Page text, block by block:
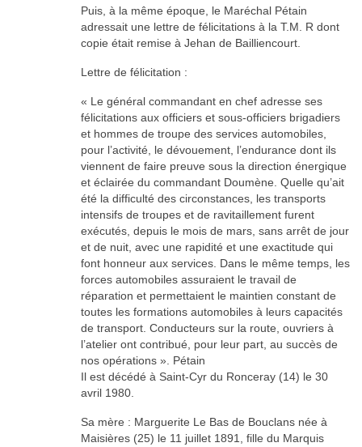
Puis, à la même époque, le Maréchal Pétain
adressait une lettre de félicitations à la T.M. R dont
copie était remise à Jehan de Bailliencourt.
Lettre de félicitation :
« Le général commandant en chef adresse ses
félicitations aux officiers et sous-officiers brigadiers
et hommes de troupe des services automobiles,
pour l’activité, le dévouement, l’endurance dont ils
viennent de faire preuve sous la direction énergique
et éclairée du commandant Doumène. Quelle qu’ait
été la difficulté des circonstances, les transports
intensifs de troupes et de ravitaillement furent
exécutés, depuis le mois de mars, sans arrêt de jour
et de nuit, avec une rapidité et une exactitude qui
font honneur aux services. Dans le même temps, les
forces automobiles assuraient le travail de
réparation et permettaient le maintien constant de
toutes les formations automobiles à leurs capacités
de transport. Conducteurs sur la route, ouvriers à
l’atelier ont contribué, pour leur part, au succès de
nos opérations ». Pétain
Il est décédé à Saint-Cyr du Ronceray (14) le 30
avril 1980.
Sa mère : Marguerite Le Bas de Bouclans née à
Maisières (25) le 11 juillet 1891, fille du Marquis